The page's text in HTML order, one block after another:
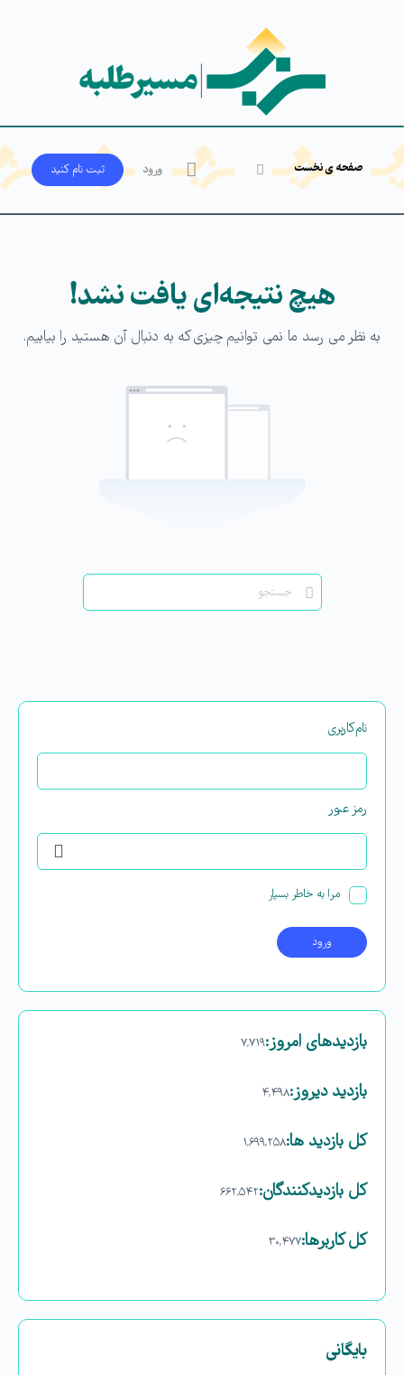
صفحه ی نخست ورود ثبت‌ نام کنید
هیچ نتیجه‌ای یافت نشد!
به نظر می رسد ما نمی توانیم چیزی که به دنبال آن هستید را بیابیم.
نام‌کاربری
رمز عبور
مرا به خاطر بسپار
بازدیدهای امروز:۷,۷۱۹
بازدید دیروز:۴,۴۹۸
کل بازدید ها:۱,۶۹۹,۲۵۸
کل بازدیدکنند‌گان:۶۶۲,۵۴۲
کل کاربرها:۳۰,۴۷۷
بایگانی